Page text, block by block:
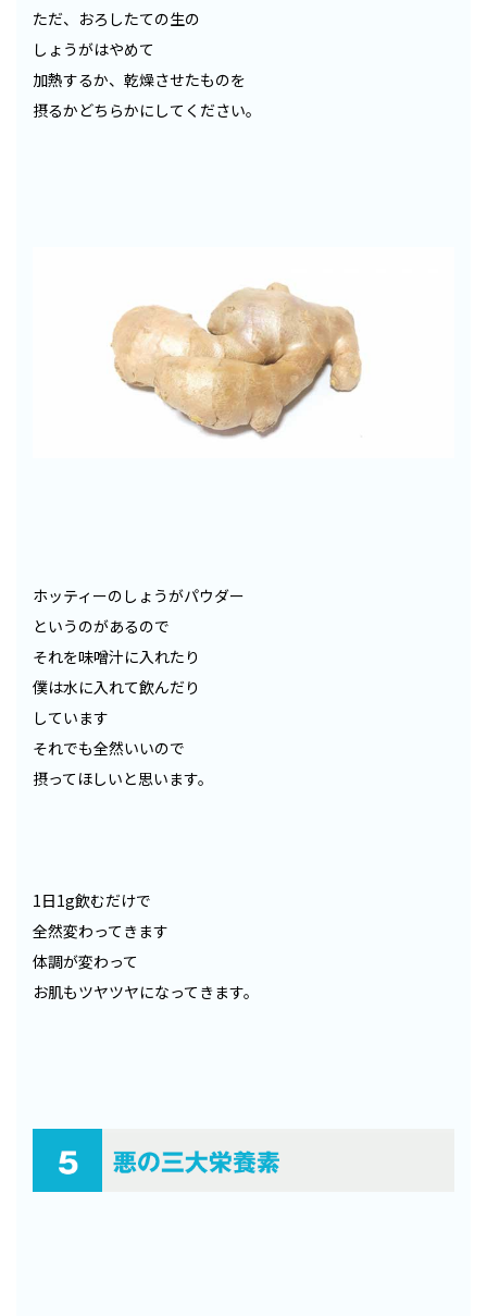
ただ、おろしたての生の
しょうがはやめて
加熱するか、乾燥させたものを
摂るかどちらかにしてください。
ホッティーのしょうがパウダー
というのがあるので
それを味噌汁に入れたり
僕は水に入れて飲んだり
しています
それでも全然いいので
摂ってほしいと思います。
1日1g飲むだけで
全然変わってきます
体調が変わって
お肌もツヤツヤになってきます。